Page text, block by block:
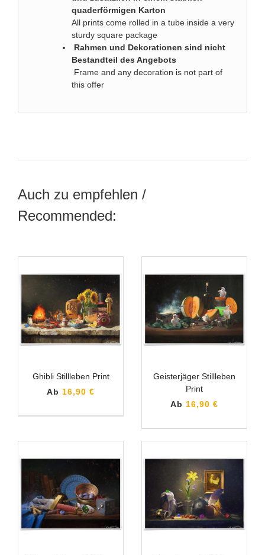
quaderförmigen Karton
All prints come rolled in a tube inside a very
sturdy square package
Rahmen und Dekorationen sind nicht
Bestandteil des Angebots
Frame and any decoration is not part of
this offer
Auch zu empfehlen /
Recommended:
Ghibli Stillleben Print
Ab 16,90 €
Geisterjäger Stillleben
Print
Ab 16,90 €